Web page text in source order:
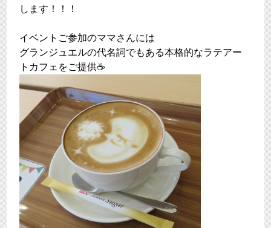
します！！！
イベントご参加のママさんには
グランジュエルの代名詞でもある本格的なラテアー
トカフェをご提供☕